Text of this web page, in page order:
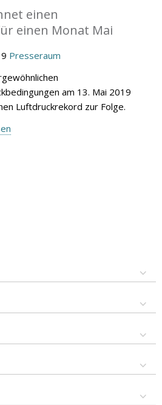
einen
einen Monat Mai
Presseraum
am 13. Mai 2019
Luftdruckrekord zur Folge.